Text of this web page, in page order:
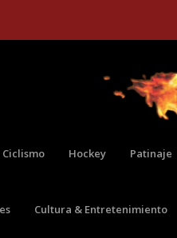
Ciclismo Hockey Patinaje
Cultura & Entretenimiento